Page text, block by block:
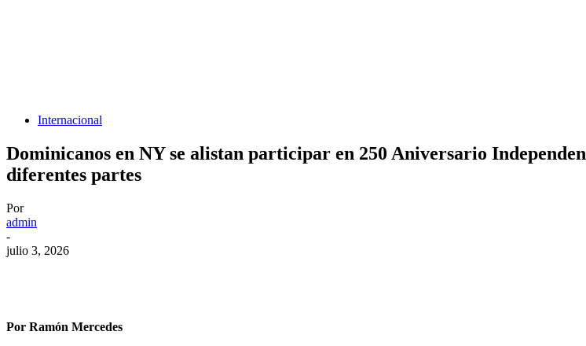
Internacional
Dominicanos en NY se alistan participar en 250 Aniversario
diferentes partes
Por
admin
-
julio 3, 2026
Por Ramón Mercedes